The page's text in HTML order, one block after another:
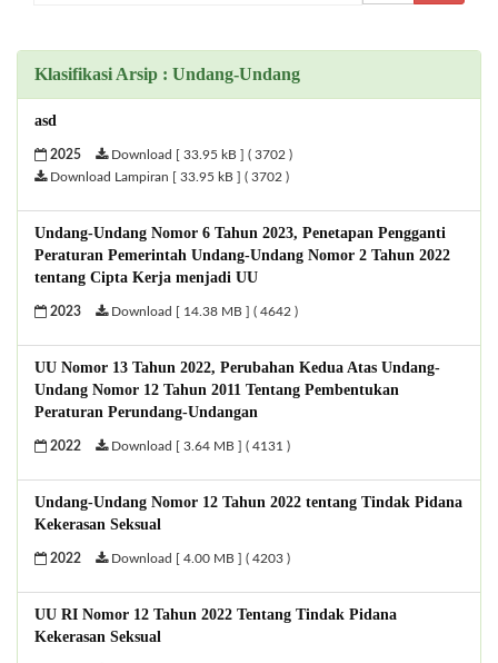
Klasifikasi Arsip : Undang-Undang
asd
2025
Download [ 33.95 kB ] ( 3702 )
Download Lampiran [ 33.95 kB ] ( 3702 )
Undang-Undang Nomor 6 Tahun 2023, Penetapan Pengganti
Peraturan Pemerintah Undang-Undang Nomor 2 Tahun 2022
tentang Cipta Kerja menjadi UU
2023 Download [ 14.38 MB ] ( 4642 )
UU Nomor 13 Tahun 2022, Perubahan Kedua Atas Undang-
Undang Nomor 12 Tahun 2011 Tentang Pembentukan
Peraturan Perundang-Undangan
2022 Download [ 3.64 MB ] ( 4131 )
Undang-Undang Nomor 12 Tahun 2022 tentang Tindak Pidana
Kekerasan Seksual
2022 Download [ 4.00 MB ] ( 4203 )
UU RI Nomor 12 Tahun 2022 Tentang Tindak Pidana
Kekerasan Seksual